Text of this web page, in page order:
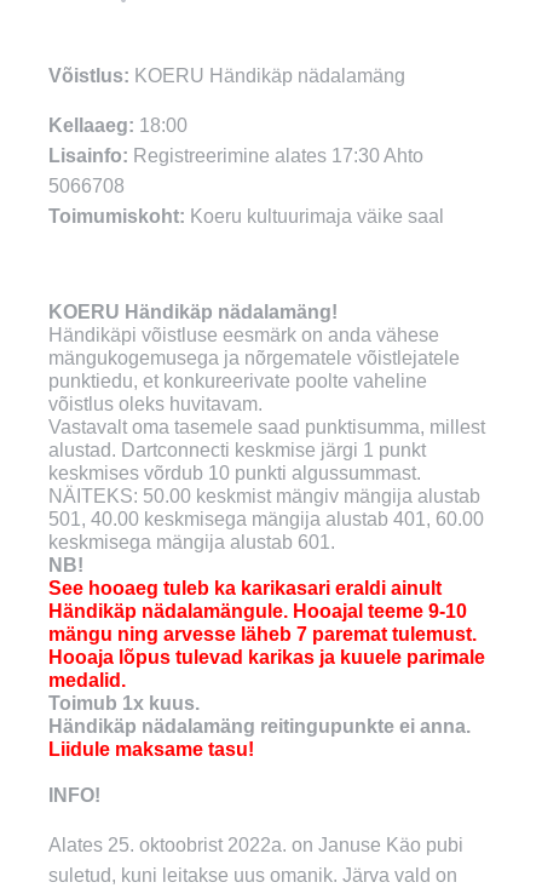
Võistlus: KOERU Händikäp nädalamäng
Kellaaeg: 18:00
Lisainfo: Registreerimine alates 17:30 Ahto
5066708
Toimumiskoht: Koeru kultuurimaja väike saal
KOERU Händikäp nädalamäng!
Händikäpi võistluse eesmärk on anda vähese
mängukogemusega ja nõrgematele võistlejatele
punktiedu, et konkureerivate poolte vaheline
võistlus oleks huvitavam.
Vastavalt oma tasemele saad punktisumma, millest
alustad. Dartconnecti keskmise järgi 1 punkt
keskmises võrdub 10 punkti algussummast.
NÄITEKS: 50.00 keskmist mängiv mängija alustab
501, 40.00 keskmisega mängija alustab 401, 60.00
keskmisega mängija alustab 601.
NB!
See hooaeg tuleb ka karikasari eraldi ainult
Händikäp nädalamängule. Hooajal teeme 9-10
mängu ning arvesse läheb 7 paremat tulemust.
Hooaja lõpus tulevad karikas ja kuuele parimale
medalid.
Toimub 1x kuus.
Händikäp nädalamäng reitingupunkte ei anna.
Liidule maksame tasu!
INFO!
Alates 25. oktoobrist 2022a. on Januse Käo pubi
suletud, kuni leitakse uus omanik. Järva vald on